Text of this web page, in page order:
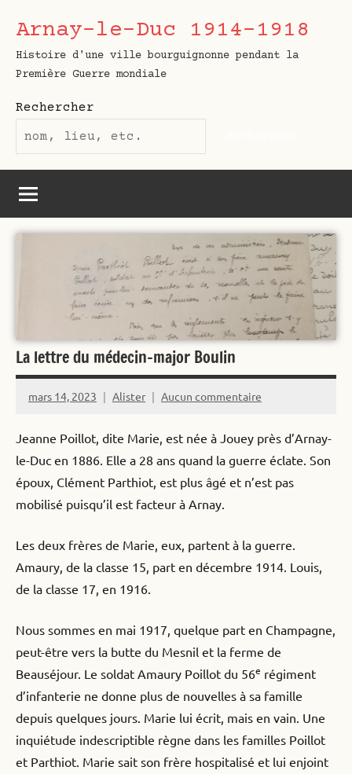
contenu
Arnay-le-Duc 1914-1918
Histoire d'une ville bourguignonne pendant la
Première Guerre mondiale
Rechercher
La lettre du médecin-major Boulin
mars 14, 2023 Alister Aucun commentaire
Jeanne Poillot, dite Marie, est née à Jouey près d’Arnay-
le-Duc en 1886. Elle a 28 ans quand la guerre éclate. Son
époux, Clément Parthiot, est plus âgé et n’est pas
mobilisé puisqu’il est facteur à Arnay.
Les deux frères de Marie, eux, partent à la guerre.
Amaury, de la classe 15, part en décembre 1914. Louis,
de la classe 17, en 1916.
Nous sommes en mai 1917, quelque part en Champagne,
peut-être vers la butte du Mesnil et la ferme de
Beauséjour. Le soldat Amaury Poillot du 56e régiment
d’infanterie ne donne plus de nouvelles à sa famille
depuis quelques jours. Marie lui écrit, mais en vain. Une
inquiétude indescriptible règne dans les familles Poillot
et Parthiot. Marie sait son frère hospitalisé et lui enjoint